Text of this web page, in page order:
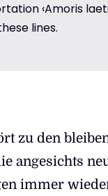
‹Amoris
lines.
zu den
angesichts
immer